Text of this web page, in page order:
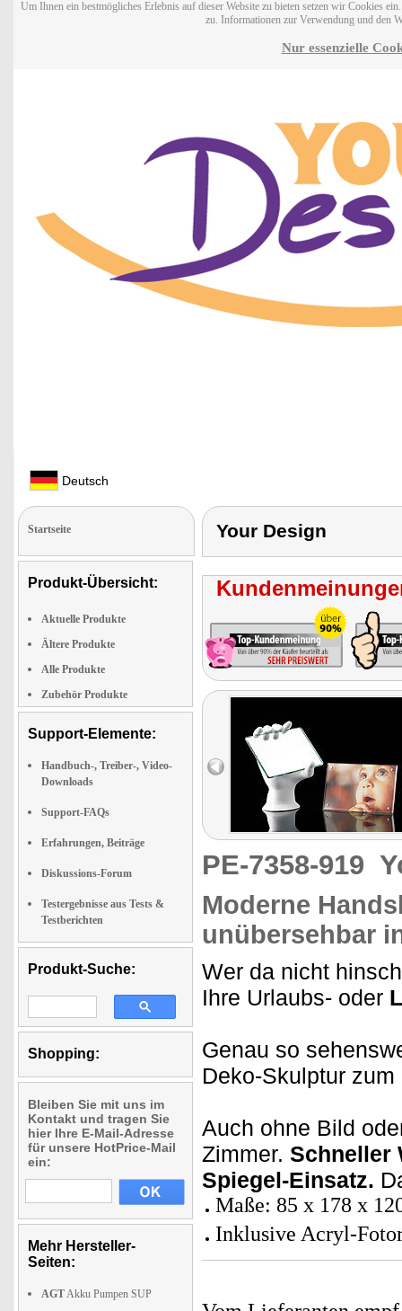
Um Ihnen ein bestmögliches Erlebnis auf dieser Website zu bieten setzen wir Cookies
zu. Informationen zur Verwendung und den
Nur essenzielle
Deutsch
Startseite
Produkt-Übersicht:
Aktuelle Produkte
Ältere Produkte
Alle Produkte
Zubehör Produkte
Support-Elemente:
Handbuch-, Treiber-, Video-
Downloads
Support-FAQs
Erfahrungen, Beiträge
Diskussions-Forum
Testergebnisse aus Tests &
Testberichten
Produkt-Suche:
Shopping:
Bleiben Sie mit uns im
Kontakt und tragen Sie
hier Ihre E-Mail-Adresse
für unsere HotPrice-Mail
ein:
Mehr Hersteller-
Seiten:
AGTAkku Pumpen SUP
Your Design
PE-7358-919
Moderne
unübersehbar
Wer da nicht
Ihre Urlaubs- oder
Genau so
Deko-Skulptur zum
Auch ohne Bild
Zimmer. Schneller
Spiegel-Einsatz.
Maße: 85 x 178 x
Inklusive Acryl-